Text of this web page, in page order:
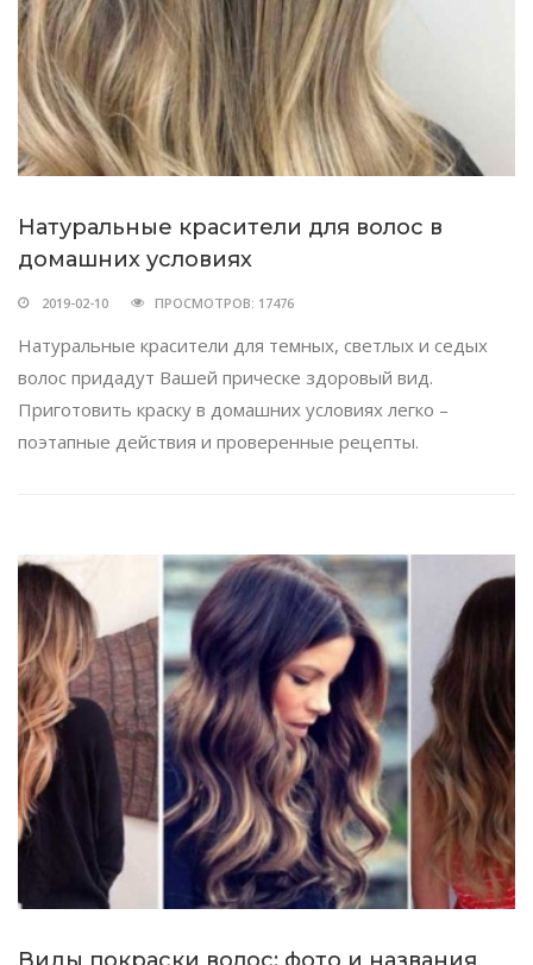
Натуральные красители для волос в
домашних условиях
2019-02-10 ПРОСМОТРОВ: 17476
Натуральные красители для темных, светлых и седых
волос придадут Вашей прическе здоровый вид.
Приготовить краску в домашних условиях легко –
поэтапные действия и проверенные рецепты.